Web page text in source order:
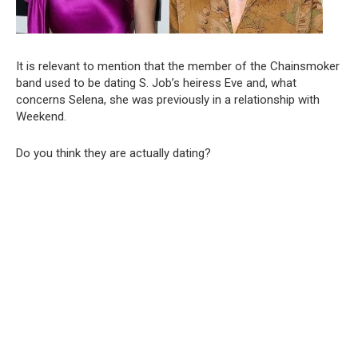
It is relevant to mention that the member of the Chainsmoker
band used to be dating S. Job’s heiress Eve and, what
concerns Selena, she was previously in a relationship with
Weekend.
Do you think they are actually dating?